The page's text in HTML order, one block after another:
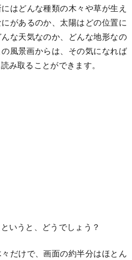
はどんな種類の木々や草が生え
があるのか、太陽はどの位置に
な天気なのか、どんな地形なの
風景画からは、その気になれば
み取ることができます。
いうと、どうでしょう？
だけで、画面の約半分はほとん